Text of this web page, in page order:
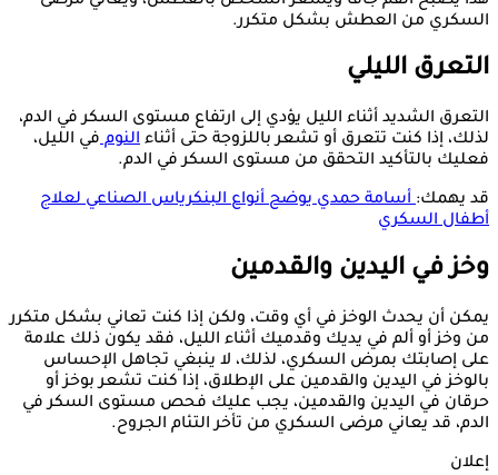
السكري من العطش بشكل متكرر.
التعرق الليلي
التعرق الشديد أثناء الليل يؤدي إلى ارتفاع مستوى السكر في الدم،
لذلك، إذا كنت تتعرق أو تشعر باللزوجة حتى أثناء النومفي الليل،
فعليك بالتأكيد التحقق من مستوى السكر في الدم.
قد يهمك:أسامة حمدي يوضح أنواع البنكرياس الصناعي لعلاج
أطفال السكري
وخز في اليدين والقدمين
يمكن أن يحدث الوخز في أي وقت، ولكن إذا كنت تعاني بشكل متكرر
من وخز أو ألم في يديك وقدميك أثناء الليل، فقد يكون ذلك علامة
على إصابتك بمرض السكري، لذلك، لا ينبغي تجاهل الإحساس
بالوخز في اليدين والقدمين على الإطلاق، إذا كنت تشعر بوخز أو
حرقان في اليدين والقدمين، يجب عليك فحص مستوى السكر في
الدم، قد يعاني مرضى السكري من تأخر التئام الجروح.
إعلان